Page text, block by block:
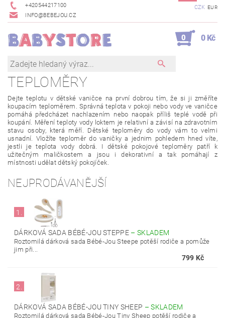
+420544217100
INFO@BEBEJOU.CZ
CZK EUR
0 0 Kč
TEPLOMĚRY
Dejte teplotu v dětské vaničce na první dobrou tím, že si ji změříte
koupacím teploměrem. Správná teplota v pokoji nebo vody ve vaničce
pomáhá předcházet nachlazením nebo naopak příliš teplé vodě při
koupání. Měření teploty vody loktem je relativní a závisí na zdravotním
stavu osoby, která měří. Dětské teploměry do vody vám to velmi
usnadní. Vložíte teploměr do vaničky a jednim pohledem hned víte,
jestli je teplota vody dobrá. I dětské pokojové teploměry patří k
užitečným maličkostem a jsou i dekorativní a tak pomáhají z
místnosti udělat dětský pokojíček.
NEJPRODÁVANĚJŠÍ
1.
DÁRKOVÁ SADA BÉBÉ-JOU STEPPE –SKLADEM
Roztomilá dárková sada Bébé-Jou Steepe potěší rodiče a pomůže
jim při...
799 Kč
2.
DÁRKOVÁ SADA BÉBÉ-JOU TINY SHEEP –SKLADEM
Roztomilá dárková sada Bébé-Jou Tiny Sheep potěší rodiče a